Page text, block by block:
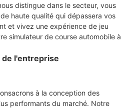
distingue dans le secteur, vous
haute qualité qui dépassera vos
et vivez une expérience de jeu
simulateur de course automobile à
l'entreprise
à la conception des
performants du marché. Notre